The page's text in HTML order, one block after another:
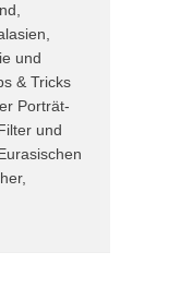
und
& Tricks
Porträt-
und